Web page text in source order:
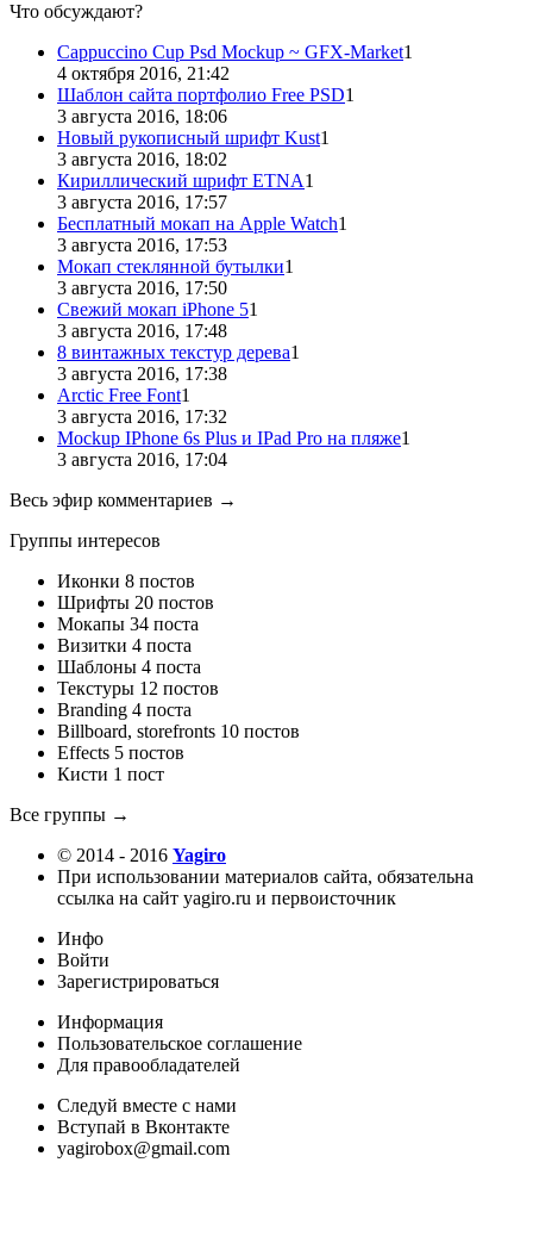
Что обсуждают?
Cappuccino Cup Psd Mockup ~ GFX-Market1
4 октября 2016, 21:42
Шаблон сайта портфолио Free PSD1
3 августа 2016, 18:06
Новый рукописный шрифт Kust1
3 августа 2016, 18:02
Кириллический шрифт ETNA1
3 августа 2016, 17:57
Бесплатный мокап на Apple Watch1
3 августа 2016, 17:53
Мокап стеклянной бутылки1
3 августа 2016, 17:50
Свежий мокап iPhone 51
3 августа 2016, 17:48
8 винтажных текстур дерева1
3 августа 2016, 17:38
Arctic Free Font1
3 августа 2016, 17:32
Mockup IPhone 6s Plus и IPad Pro на пляже1
3 августа 2016, 17:04
Весь эфир комментариев →
Группы интересов
Иконки 8 постов
Шрифты 20 постов
Мокапы 34 поста
Визитки 4 поста
Шаблоны 4 поста
Текстуры 12 постов
Branding 4 поста
Billboard, storefronts 10 постов
Effects 5 постов
Кисти 1 пост
Все группы →
© 2014 - 2016 Yagiro
При использовании материалов сайта, обязательна
ссылка на сайт yagiro.ru и первоисточник
Инфо
Войти
Зарегистрироваться
Информация
Пользовательское соглашение
Для правообладателей
Следуй вместе с нами
Вступай в Вконтакте
yagirobox@gmail.com